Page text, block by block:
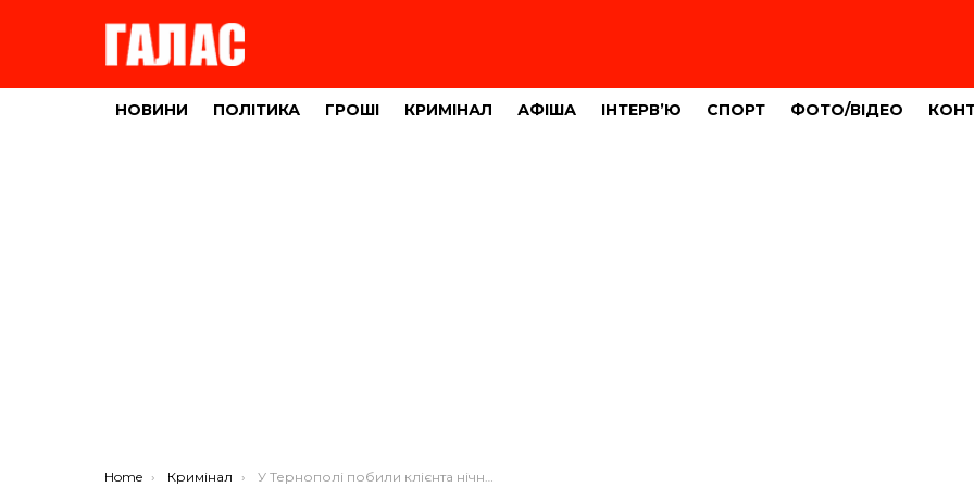
НОВИНИ ПОЛІТИКА ГРОШІ КРИМІНАЛ АФІША ІНТЕРВ’Ю СПОРТ ФОТО/ВІДЕО
You are here:
Home Кримінал У Тернополі побили клієнта нічного кафе